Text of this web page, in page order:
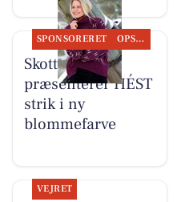
SPONSORERET OPSLAGSTAVLEN
Skott Aalborg
præsenterer HÉST
strik i ny
blommefarve
VEJRET